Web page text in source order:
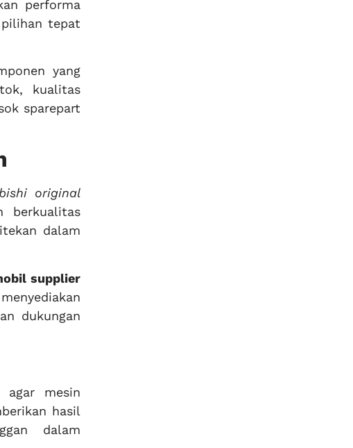
performa
tepat
yang
kualitas
sparepart
original
berkualitas
dalam
supplier
dukungan
agar mesin
hasil
dalam